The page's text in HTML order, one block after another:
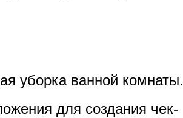
уборка ванной комнаты.
для создания чек-